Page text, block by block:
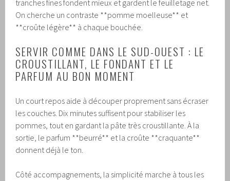
tranches fines fondent mieux et gardent le feuilletage net.
On cherche un contraste **pomme moelleuse** et
**croûte légère** à chaque bouchée.
SERVIR COMME DANS LE SUD-OUEST : LE
CROUSTILLANT, LE FONDANT ET LE
PARFUM AU BON MOMENT
Un court repos aide à découper proprement sans écraser
les couches. Dix minutes suffisent pour stabiliser les
pommes, tout en gardant la pâte très croustillante. À la
sortie, le parfum **beurré** et la croûte **craquante**
donnent déjà le ton.
Côté accompagnements, la simplicité marche à tous les